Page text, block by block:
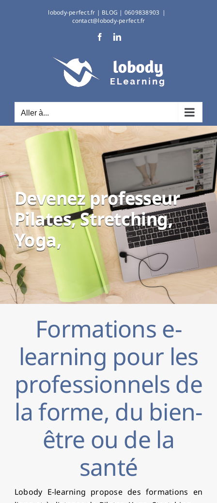
lobody-perfect.fr | BLOG | 0609838903 |
contact@lobody-perfect.fr
FacebookLinkedIn
Aller à...
Devenez professeur
Pilates,Stretching,
Yoga,
Formations e-
learning pour les
professionnels de
la forme, du bien-
être ou de la
santé
Lobody E-learning propose des formations en